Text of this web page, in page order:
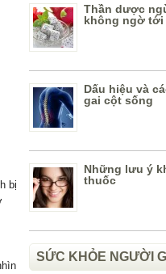
bị
Thần dược
không ngờ tới
Dấu hiệu và
gai cột sống
Những lưu ý
thuốc
SỨC KHỎE NGƯỜI